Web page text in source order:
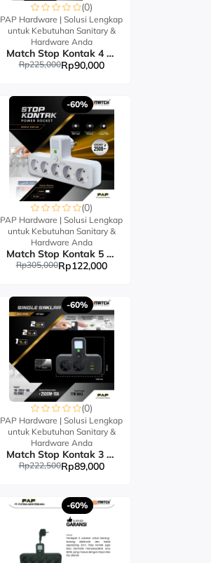
(0)
PAP Hardware | Solusi Lengkap
untuk Kebutuhan Sanitary &
Hardware Anda
Match Stop Kontak 4 Lubang-Power Strip
Rp225,000Rp90,000
-60%
(0)
PAP Hardware | Solusi Lengkap
untuk Kebutuhan Sanitary &
Hardware Anda
Match Stop Kontak 5 Lubang USB-Power Strip
Rp305,000Rp122,000
-60%
(0)
PAP Hardware | Solusi Lengkap
untuk Kebutuhan Sanitary &
Hardware Anda
Match Stop Kontak 3 Lubang USB 8023UL#
Rp222,500Rp89,000
-60%